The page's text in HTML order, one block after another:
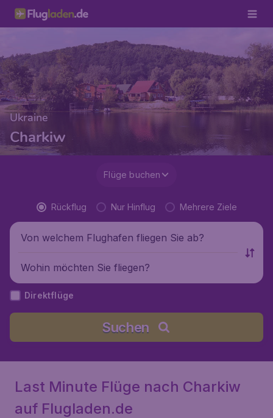
Ukraine
Charkiw
Flüge buchen
Rückflug Nur Hinflug Mehrere Ziele
Von welchem Flughafen fliegen Sie ab?
Wohin möchten Sie fliegen?
Direktflüge
Suchen
Last Minute Flüge nach Charkiw
auf Flugladen.de